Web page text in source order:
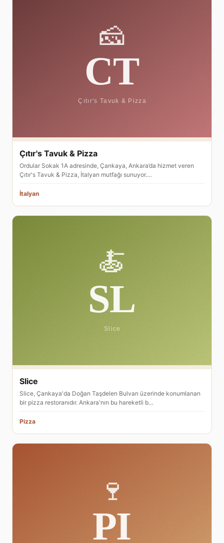
Çıtır's Tavuk & Pizza
Ordular Sokak 1A adresinde, Çankaya, Ankara’da hizmet veren
Çıtır's Tavuk & Pizza, İtalyan mutfağı sunuyor.…
İtalyan
Slice
Slice, Çankaya'da Doğan Taşdelen Bulvarı üzerinde konumlanan
bir pizza restoranıdır. Ankara'nın bu hareketli b…
Pizza